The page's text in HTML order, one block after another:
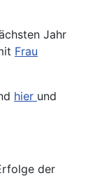
Jahr
Frau
hier und
der